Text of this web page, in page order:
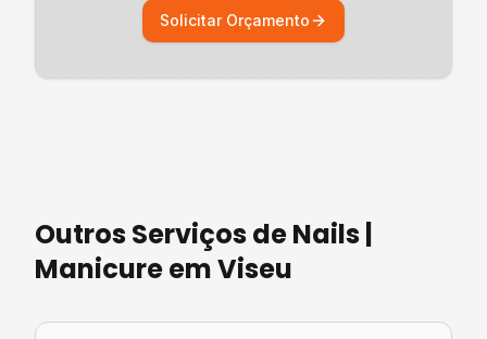
Solicitar Orçamento
Outros Serviços deNails |
ManicureemViseu